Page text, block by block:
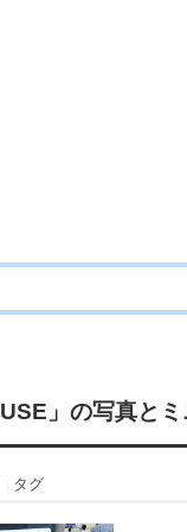
」 の写真と
タグ